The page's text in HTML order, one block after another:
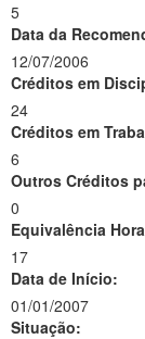
5
Data da
12/07/2006
Créditos em
24
Créditos em
6
Outros Créditos
0
Equivalência
17
Data de Início:
01/01/2007
Situação: